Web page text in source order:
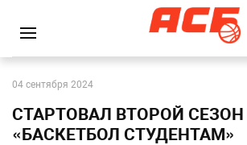
04 сентября 2024
СТАРТОВАЛ ВТОРОЙ
«БАСКЕТБОЛ СТУДЕНТАМ»